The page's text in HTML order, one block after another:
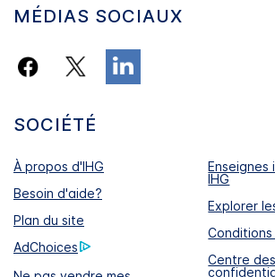
MÉDIAS SOCIAUX
SOCIÉTÉ
À propos d'IHG
Enseignes
IHG
Besoin d'aide?
Explorer
Plan du site
AdChoices
Centre